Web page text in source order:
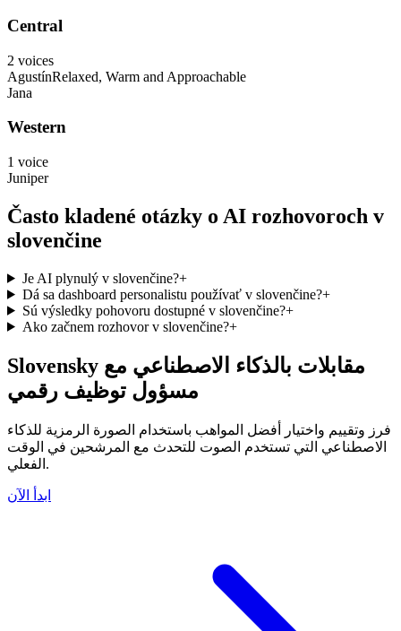
Central
2 voices
AgustínRelaxed, Warm and Approachable
Jana
Western
1 voice
Juniper
Často kladené otázky o AI rozhovoroch v
slovenčine
Je AI plynulý v slovenčine?+
Dá sa dashboard personalistu používať v slovenčine?+
Sú výsledky pohovoru dostupné v slovenčine?+
Ako začnem rozhovor v slovenčine?+
Slovensky مقابلات بالذكاء الاصطناعي مع
مسؤول توظيف رقمي
فرز وتقييم واختيار أفضل المواهب باستخدام الصورة الرمزية للذكاء
الاصطناعي التي تستخدم الصوت للتحدث مع المرشحين في الوقت
الفعلي.
ابدأ الآن